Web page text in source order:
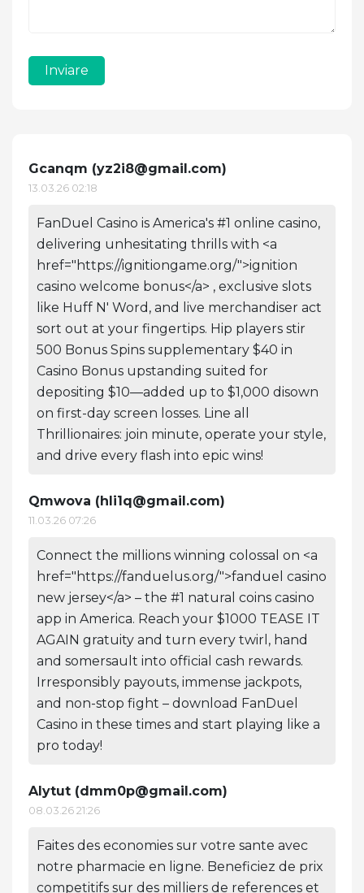
Inviare
Gcanqm (yz2i8@gmail.com)
13.03.26 02:18
FanDuel Casino is America's #1 online casino,
delivering unhesitating thrills with <a
href="https://ignitiongame.org/">ignition
casino welcome bonus</a> , exclusive slots
like Huff N' Word, and live merchandiser act
sort out at your fingertips. Hip players stir
500 Bonus Spins supplementary $40 in
Casino Bonus upstanding suited for
depositing $10—added up to $1,000 disown
on first-day screen losses. Line all
Thrillionaires: join minute, operate your style,
and drive every flash into epic wins!
Qmwova (hli1q@gmail.com)
11.03.26 07:26
Connect the millions winning colossal on <a
href="https://fanduelus.org/">fanduel casino
new jersey</a> – the #1 natural coins casino
app in America. Reach your $1000 TEASE IT
AGAIN gratuity and turn every twirl, hand
and somersault into official cash rewards.
Irresponsibly payouts, immense jackpots,
and non-stop fight – download FanDuel
Casino in these times and start playing like a
pro today!
Alytut (dmm0p@gmail.com)
08.03.26 21:26
Faites des economies sur votre sante avec
notre pharmacie en ligne. Beneficiez de prix
competitifs sur des milliers de references et